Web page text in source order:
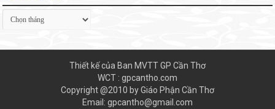
Lưu
trữ
Thiết kế của Ban MVTT GP Cần Thơ
WCT : gpcantho.com
Copyright @2010 by Giáo Phận Cần Thơ
Email: gpcantho@gmail.com